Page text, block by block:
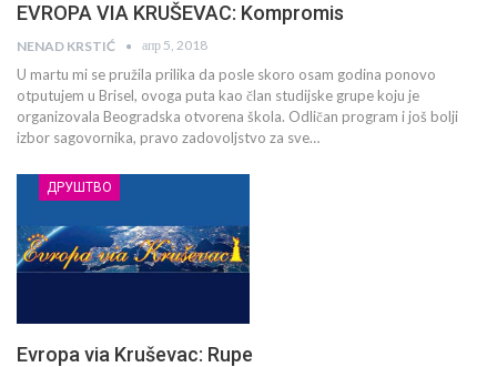
EVROPA VIA KRUŠEVAC: Kompromis
NENAD KRSTIĆ апр 5, 2018
U martu mi se pružila prilika da posle skoro osam godina ponovo
otputujem u Brisel, ovoga puta kao član studijske grupe koju je
organizovala Beogradska otvorena škola. Odličan program i još bolji
izbor sagovornika, pravo zadovoljstvo za sve…
ДРУШТВО
Evropa via Kruševac: Rupe